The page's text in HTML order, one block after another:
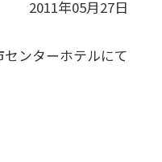
2011年05月27日
ンターホテルにて